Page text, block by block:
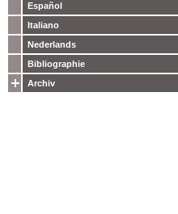
Español
Italiano
Nederlands
Bibliographie
Archiv